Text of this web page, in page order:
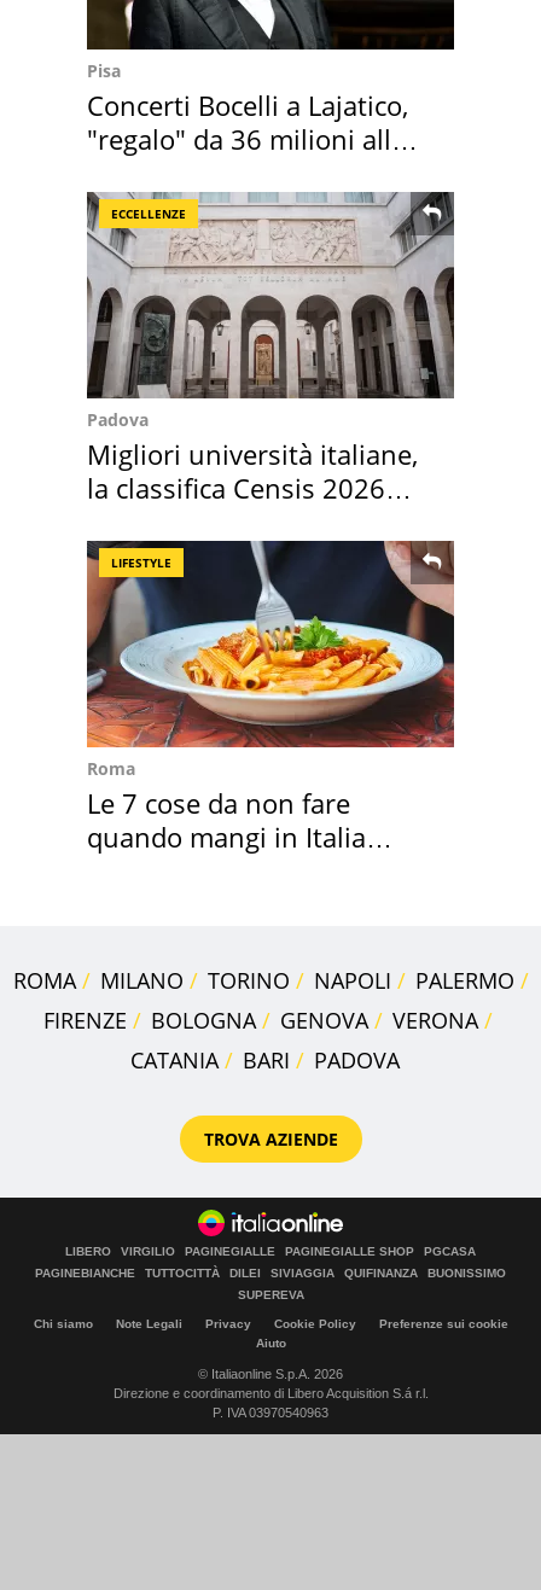
Pisa
Concerti Bocelli a Lajatico,
"regalo" da 36 milioni alla
ECCELLENZE
Padova
Migliori università italiane,
la classifica Censis 2026
LIFESTYLE
Roma
Le 7 cose da non fare
quando mangi in Italia
ROMA MILANO TORINO NAPOLI
PALERMO
FIRENZE
BOLOGNA GENOVA
VERONA
CATANIA
BARI PADOVA
TROVA AZIENDE
LIBERO VIRGILIO PAGINEGIALLE PAGINEGIALLE SHOP
PGCASA
PAGINEBIANCHE
TUTTOCITTÀ DILEI SIVIAGGIA QUIFINANZA
BUONISSIMO
SUPEREVA
Chi siamo Note Legali Privacy Cookie Policy
Preferenze sui cookie
Aiuto
© Italiaonline S.p.A. 2026
Direzione e coordinamento di Libero Acquisition S.á r.l.
P. IVA 03970540963